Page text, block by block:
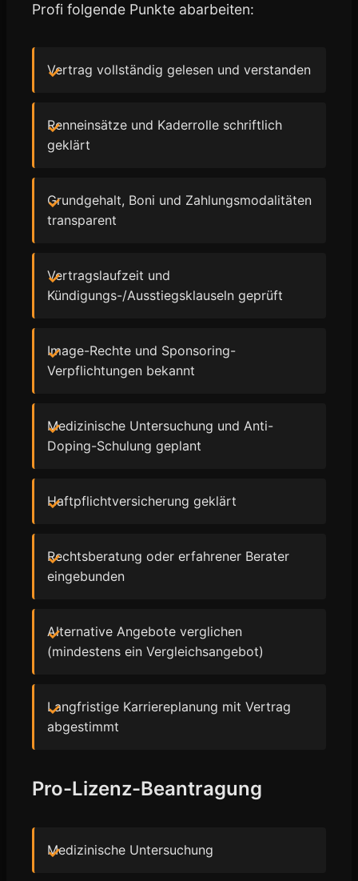
Profi folgende Punkte abarbeiten:
Vertrag vollständig gelesen und verstanden
Renneinsätze und Kaderrolle schriftlich
geklärt
Grundgehalt, Boni und Zahlungsmodalitäten
transparent
Vertragslaufzeit und
Kündigungs-/Ausstiegsklauseln geprüft
Image-Rechte und Sponsoring-
Verpflichtungen bekannt
Medizinische Untersuchung und Anti-
Doping-Schulung geplant
Haftpflichtversicherung geklärt
Rechtsberatung oder erfahrener Berater
eingebunden
Alternative Angebote verglichen
(mindestens ein Vergleichsangebot)
Langfristige Karriereplanung mit Vertrag
abgestimmt
Pro-Lizenz-Beantragung
Medizinische Untersuchung